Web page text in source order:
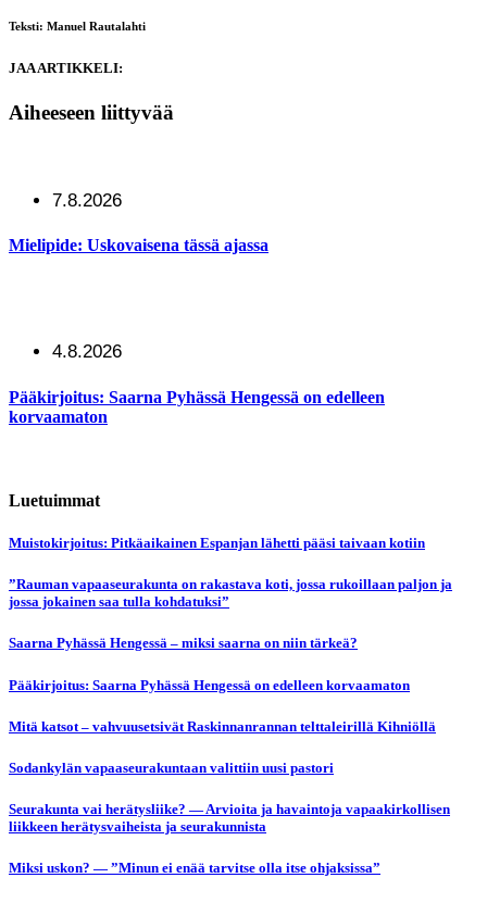
Teksti: Manuel Rautalahti
JAA ARTIKKELI:
Aiheeseen liittyvää
7.8.2026
Mielipide: Uskovaisena tässä ajassa
4.8.2026
Pääkirjoitus: Saarna Pyhässä Hengessä on edelleen
korvaamaton
Luetuimmat
Muistokirjoitus: Pitkäaikainen Espanjan lähetti pääsi taivaan kotiin
”Rauman vapaaseurakunta on rakastava koti, jossa rukoillaan paljon ja
jossa jokainen saa tulla kohdatuksi”
Saarna Pyhässä Hengessä – miksi saarna on niin tärkeä?
Pääkirjoitus: Saarna Pyhässä Hengessä on edelleen korvaamaton
Mitä katsot – vahvuusetsivät Raskinnanrannan telttaleirillä Kihniöllä
Sodankylän vapaaseurakuntaan valittiin uusi pastori
Seurakunta vai herätysliike? — Arvioita ja havaintoja vapaakirkollisen
liikkeen herätysvaiheista ja seurakunnista
Miksi uskon? — ”Minun ei enää tarvitse olla itse ohjaksissa”